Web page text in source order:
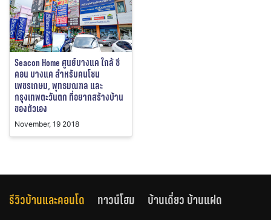
Seacon Home ศูนย์บางแค ใกล้ ซี
คอน บางแค สำหรับคนโซน
เพชรเกษม, พุทธมณฑล และ
กรุงเทพตะวันตก ที่อยากสร้างบ้าน
ของตัวเอง
November, 19 2018
รีวิวบ้านและคอนโด ทาวน์โฮม
บ้านเดี่ยว บ้านแฝด